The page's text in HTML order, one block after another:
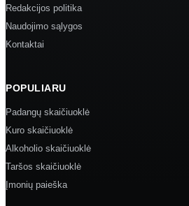
Redakcijos politika
Naudojimo sąlygos
Kontaktai
POPULIARU
Padangų skaičiuoklė
Kuro skaičiuoklė
Alkoholio skaičiuoklė
Taršos skaičiuoklė
Įmonių paieška